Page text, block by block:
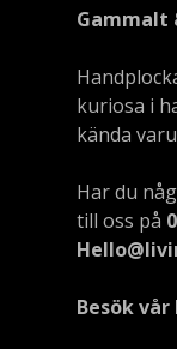
Gammalt
kuriosa i
kända
Har du
till oss på
Besök